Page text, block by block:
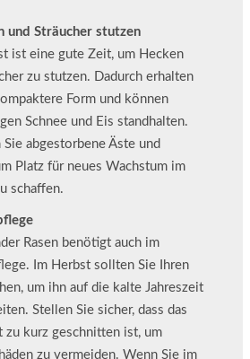
und Sträucher stutzen
ist eine gute Zeit, um Hecken
zu stutzen. Dadurch erhalten
Form und können
Schnee und Eis standhalten.
Sie abgestorbene Äste und
Platz für neues Wachstum im
schaffen.
Rasen benötigt auch im
Im Herbst sollten Sie Ihren
um ihn auf die kalte Jahreszeit
Stellen Sie sicher, dass das
zu kurz geschnitten ist, um
zu vermeiden. Wenn Sie im